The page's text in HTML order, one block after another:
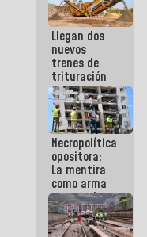
porque lo
que haces
es
embarrarla
Llegan dos
nuevos
trenes de
trituración
para
optimizar
manejo de
escombros
en La Guaira
Necropolítica
opositora:
La mentira
como arma
contra el
Pueblo